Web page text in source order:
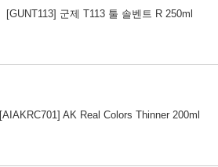
[GUNT113] 군제 T113 툴 솔벤트 R 250ml
[AIAKRC701] AK Real Colors Thinner 200ml